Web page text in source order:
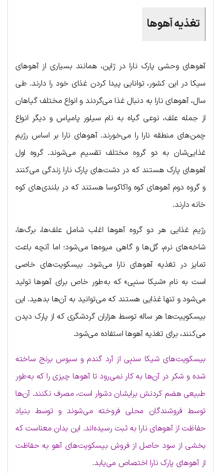
تغذیه آهوها
آهوهای وحشی پارک نارا در ژاپن، همانند بسیاری از آهوهای
سیکا در این کشور، توانایی پیدا کردن غذای خود را دارند. طی
سال، آهوهای نارا به دنبال غذا می‌گردند و انواع مختلف گیاهان
از جمله علف، نوعی گیاه به نام سیلور پامپاس و دیگر انواع
چمن‌های منطقه نارا را می‌خورند. آهوهای نارا بر اساس رژیم
غذایی‌شان به دو گروه مختلف تقسیم می‌شوند. گروه اول
آهوهای پارک هستند که در دشت‌های پارک نارا زندگی می‌کنند
و گروه دوم آهوهای کوه واکاکوسا هستند که در بلندی‌های کوه
خانه دارند.
رژیم غذایی‌ هر دو گروه آهوها اغلب شامل علف‌ها، برگ‌ها،
شاخه‌های نرم، گل‌ها و گاهی میوه‌ها می‌شود؛ اما آنچه باعث
تمایز در تغذیه آهوهای نارا می‌شود. بیسکویت‌های خاصی
است به نام «شیکا سنبِی» که به‌طور خاص برای آهوها تولید
می‌شود و تنها غذایی هستند که می‌توانید به آن‌ها بدهید. این
بیسکوییت‌ها هر ساله توسط هزاران گردشگری که از پارک دیدن
می‌کنند، برای تغذیه آهوها استفاده می‌شود.
بیسکویت‌های شیکا سنبِی از آرد گندم و سبوس برنج ساخته
شده و شکر در آن‌ها به کار نمی‌رود تا آهوها چیزی را که به‌طور
طبیعی هضم کردنش برایشان دشوار است، مصرف نکنند. آن‌ها
توسط فروشندگان محلی فروخته می‌شوند و توسط بنیاد
حفاظت از آهوهای نارا به ثبت رسیده‌اند. این بدان معناست که
بخشی از سود حاصل از فروش بیسکویت‌های آهو به حفاظت
از آهوهای پارک نارا اختصاص می‌یابد.